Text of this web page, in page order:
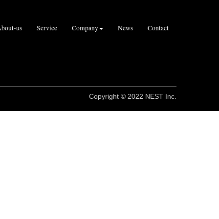
Service Company News Contact
Copyright © 2022 NEST Inc.